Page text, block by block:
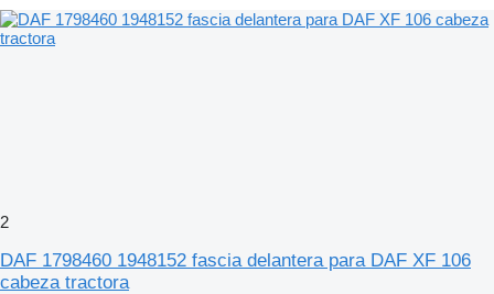
2
DAF 1798460 1948152 fascia delantera para DAF XF 106
cabeza tractora